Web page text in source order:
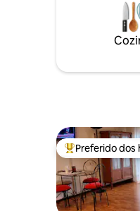
você encontrará
de Febrero,
variedade de
e
Entre os
Preferido dos